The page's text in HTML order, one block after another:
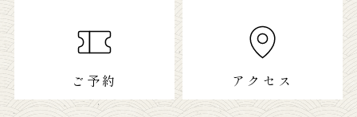
ご予約 アクセス